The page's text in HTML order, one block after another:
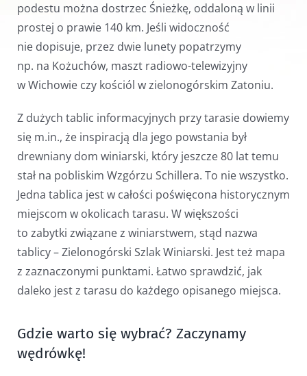
podestu można dostrzec Śnieżkę, oddaloną w linii
prostej o prawie 140 km. Jeśli widoczność
nie dopisuje, przez dwie lunety popatrzymy
np. na Kożuchów, maszt radiowo-telewizyjny
w Wichowie czy kościól w zielonogórskim Zatoniu.
Z dużych tablic informacyjnych przy tarasie dowiemy
się m.in., że inspiracją dla jego powstania był
drewniany dom winiarski, który jeszcze 80 lat temu
stał na pobliskim Wzgórzu Schillera. To nie wszystko.
Jedna tablica jest w całości poświęcona historycznym
miejscom w okolicach tarasu. W większości
to zabytki związane z winiarstwem, stąd nazwa
tablicy – Zielonogórski Szlak Winiarski. Jest też mapa
z zaznaczonymi punktami. Łatwo sprawdzić, jak
daleko jest z tarasu do każdego opisanego miejsca.
Gdzie warto się wybrać? Zaczynamy
wędrówkę!